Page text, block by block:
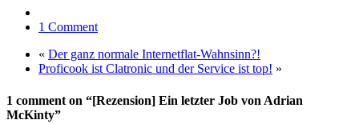
1 Comment
« Der ganz normale Internetflat-Wahnsinn?!
Proficook ist Clatronic und der Service ist top! »
1 comment on “[Rezension] Ein letzter Job von Adrian
McKinty”